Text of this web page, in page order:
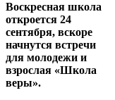
Воскресная школа
откроется 24
сентября, вскоре
начнутся встречи
для молодежи и
взрослая «Школа
веры».